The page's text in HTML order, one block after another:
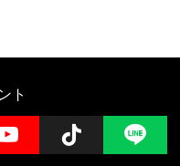
ト
YouTube Follow